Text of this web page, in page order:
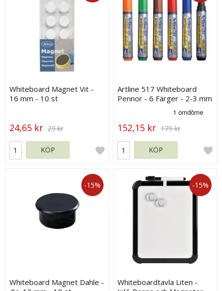
Whiteboard Magnet Vit -
16 mm - 10 st
24,65 kr 29 kr
KÖP
Artline 517 Whiteboard
Pennor - 6 Färger - 2-3 mm
152,15 kr 179 kr
KÖP
-15%
Whiteboard Magnet Dahle -
-15%
Whiteboardtavla Liten -